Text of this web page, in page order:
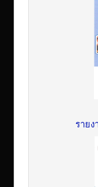
ราย